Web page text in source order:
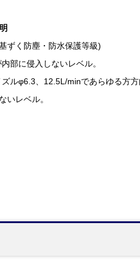
ずく防塵・防水保護等級)
部に侵入しないレベル。
ルφ6.3、12.5L/minであらゆる方
いレベル。